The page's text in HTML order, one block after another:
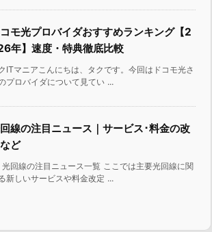
コモ光プロバイダおすすめランキング【2
年】速度・特典徹底比較
ITマニアこんにちは、タクです。今回はドコモ光さ
プロバイダについて見てい ...
線の注目ニュース｜サービス･料金の改
ど
光回線の注目ニュース一覧 ここでは主要光回線に関
新しいサービスや料金改定 ...